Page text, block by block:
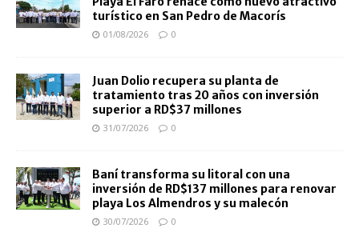
turístico en San Pedro de Macorís
01/08/2026 0
Juan Dolio recupera su planta de
tratamiento tras 20 años con inversión
superior a RD$37 millones
31/07/2026 0
Baní transforma su litoral con una
inversión de RD$137 millones para renovar
playa Los Almendros y su malecón
30/07/2026 0